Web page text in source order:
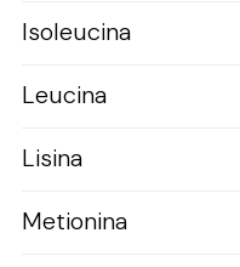
Isoleucina
Leucina
Lisina
Metionina